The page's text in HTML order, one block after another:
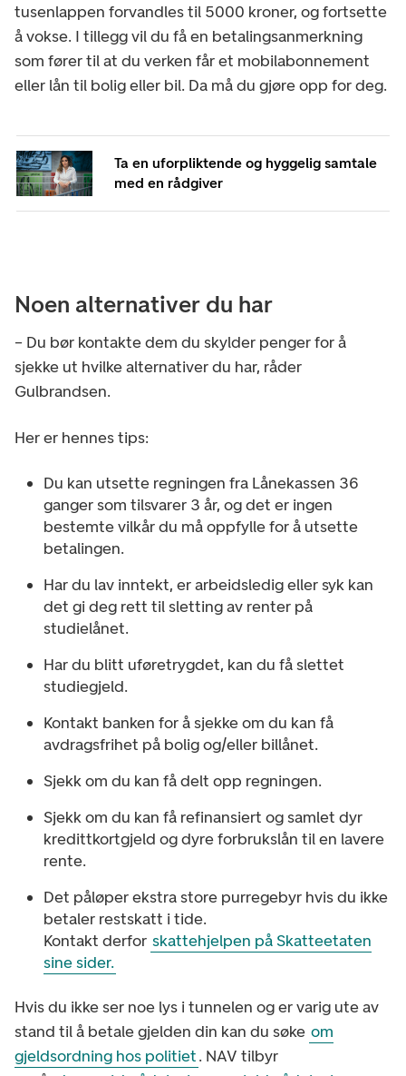
tusenlappen forvandles til 5000 kroner, og fortsette
å vokse. I tillegg vil du få en betalingsanmerkning
som fører til at du verken får et mobilabonnement
eller lån til bolig eller bil. Da må du gjøre opp for deg.
Ta en uforpliktende og hyggelig samtale
med en rådgiver
Noen alternativer du har
– Du bør kontakte dem du skylder penger for å
sjekke ut hvilke alternativer du har, råder
Gulbrandsen.
Her er hennes tips:
Du kan utsette regningen fra Lånekassen 36
ganger som tilsvarer 3 år, og det er ingen
bestemte vilkår du må oppfylle for å utsette
betalingen.
Har du lav inntekt, er arbeidsledig eller syk kan
det gi deg rett til sletting av renter på
studielånet.
Har du blitt uføretrygdet, kan du få slettet
studiegjeld.
Kontakt banken for å sjekke om du kan få
avdragsfrihet på bolig og/eller billånet.
Sjekk om du kan få delt opp regningen.
Sjekk om du kan få refinansiert og samlet dyr
kredittkortgjeld og dyre forbrukslån til en lavere
rente.
Det påløper ekstra store purregebyr hvis du ikke
betaler restskatt i tide.
Kontakt derfor skattehjelpen på Skatteetaten
sine sider​.
Hvis du ikke ser noe lys i tunnelen og er varig ute av
stand til å betale gjelden din kan du søke om
gjeldsordning hos politiet. NAV tilbyr